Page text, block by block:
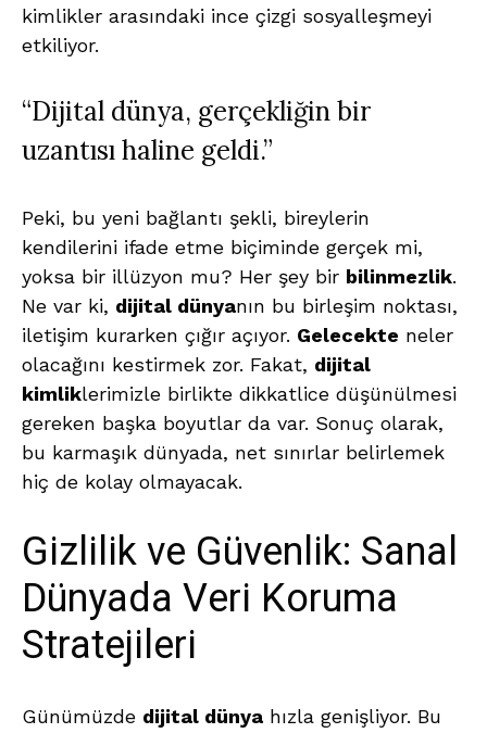
kimlikler arasındaki ince çizgi sosyalleşmeyi
etkiliyor.
“Dijital dünya, gerçekliğin bir
uzantısı haline geldi.”
Peki, bu yeni bağlantı şekli, bireylerin
kendilerini ifade etme biçiminde gerçek mi,
yoksa bir illüzyon mu? Her şey bir bilinmezlik.
Ne var ki, dijital dünyanın bu birleşim noktası,
iletişim kurarken çığır açıyor. Gelecekte neler
olacağını kestirmek zor. Fakat, dijital
kimliklerimizle birlikte dikkatlice düşünülmesi
gereken başka boyutlar da var. Sonuç olarak,
bu karmaşık dünyada, net sınırlar belirlemek
hiç de kolay olmayacak.
Gizlilik ve Güvenlik: Sanal
Dünyada Veri Koruma
Stratejileri
Günümüzde dijital dünya hızla genişliyor. Bu